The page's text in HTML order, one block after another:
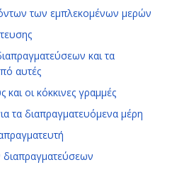
των εμπλεκομένων μερών
και τα
αυτές
οι κόκκινες γραμμές
τα διαπραγματευόμενα μέρη